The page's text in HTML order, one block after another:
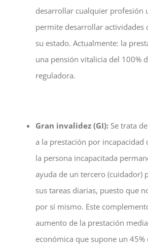
desarrollar cualquier profesión
permite desarrollar actividades
su estado. Actualmente: la
una pensión vitalicia del 100%
reguladora.
Gran invalidez (GI):Se trata
a la prestación por incapacidad
la persona incapacitada
ayuda de un tercero (cuidador)
sus tareas diarias, puesto que
por sí mismo. Este
aumento de la prestación
económica que supone un 45%